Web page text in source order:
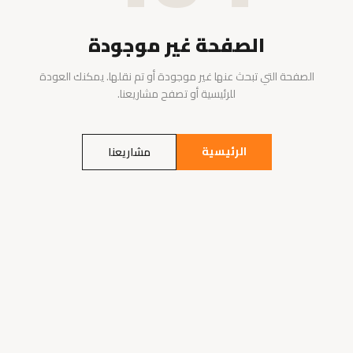
الصفحة غير موجودة
الصفحة التي تبحث عنها غير موجودة أو تم نقلها. يمكنك العودة
للرئيسية أو تصفح مشاريعنا.
الرئيسية مشاريعنا